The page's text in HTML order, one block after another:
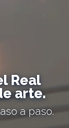
Real
arte.
a paso.